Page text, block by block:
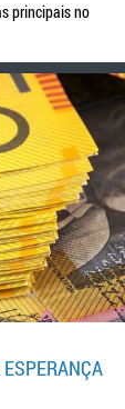
principais no